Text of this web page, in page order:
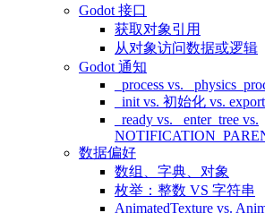
Godot 接口
获取对象引用
从对象访问数据或逻辑
Godot 通知
_process vs.
_init vs. 初始化 vs. export
_ready vs. _enter_tree vs.
数据偏好
数组、字典、对象
枚举：整数 VS 字符串
AnimatedTexture vs.